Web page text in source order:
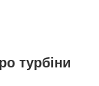
турбіни